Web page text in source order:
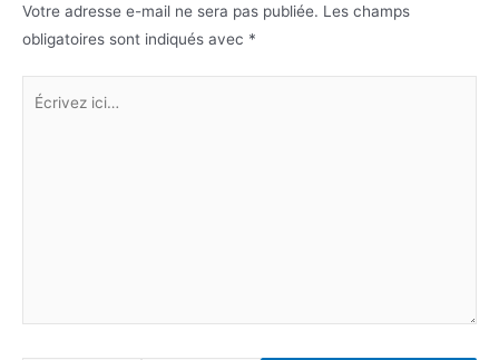
Votre adresse e-mail ne sera pas publiée. Les champs
obligatoires sont indiqués avec *
Écrivez